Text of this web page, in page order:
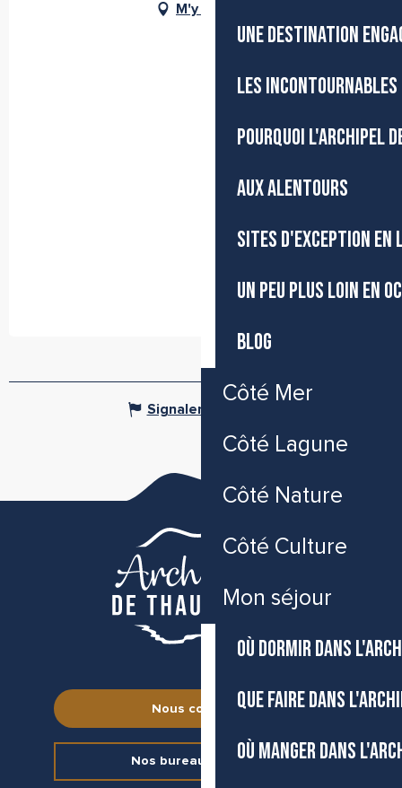
UNE DESTINATION
LES
POURQUOI L'ARCHIPEL
AUX ALENTOURS
SITES D'EXCEPTION EN
UN PEU PLUS LOIN EN
BLOG
Côté Mer
Côté Lagune
Côté Nature
Côté Culture
Mon séjour
OÙ DORMIR DANS
QUE FAIRE DANS
OÙ MANGER DANS
M'y rendre
Signaler une erreur
Nous contacter
Nos bureaux d’accueil